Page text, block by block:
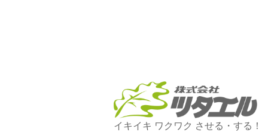
イキイキ ワクワク させる・する！